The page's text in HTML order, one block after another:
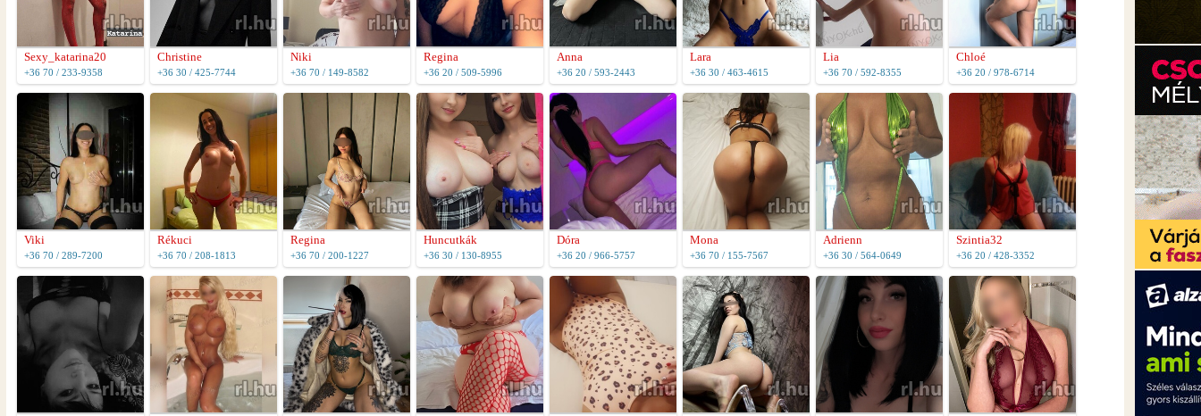
Sexy_katarina20
+36 70 / 233-9358
Christine
+36 30 / 425-7744
Niki
+36 70 / 149-8582
Regina
+36 20 / 509-5996
Anna
+36 20 / 593-2443
Lara
+36 30 / 463-4615
Lia
+36 70 / 592-8355
Chloé
+36 20 / 978-6714
Viki
+36 70 / 289-7200
Rékuci
+36 70 / 208-1813
Regina
+36 70 / 200-1227
Huncutkák
+36 30 / 130-8955
Dóra
+36 20 / 966-5757
Mona
+36 70 / 155-7567
Adrienn
+36 30 / 564-0649
Szintia32
+36 20 / 428-3352